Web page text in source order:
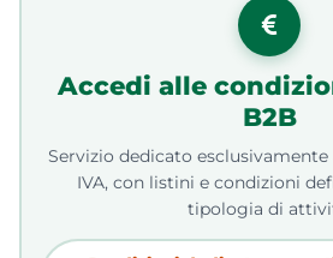
Accedi alle
B2B
Servizio dedicato
IVA, con listini e condizioni
tipologia di